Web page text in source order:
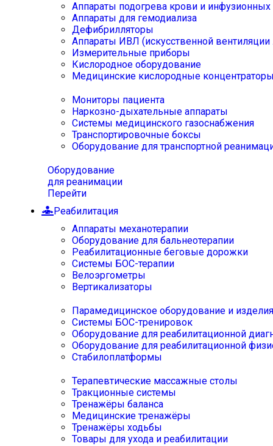
Аппараты подогрева крови и инфузионных
Аппараты для гемодиализа
Дефибрилляторы
Аппараты ИВЛ (искусственной вентиляции
Измерительные приборы
Кислородное оборудование
Медицинские кислородные
Мониторы пациента
Наркозно-дыхательные аппараты
Системы медицинского газоснабжения
Транспортировочные боксы
Оборудование для транспортной
Оборудование
для реанимации
Перейти
Реабилитация
Аппараты механотерапии
Оборудование для бальнеотерапии
Реабилитационные беговые дорожки
Системы БОС-терапии
Велоэргометры
Вертикализаторы
Парамедицинское оборудование и изделия
Системы БОС-тренировок
Оборудование для реабилитационной
Оборудование для реабилитационной
Стабилоплатформы
Терапевтические массажные столы
Тракционные системы
Тренажёры баланса
Медицинские тренажёры
Тренажёры ходьбы
Товары для ухода и реабилитации